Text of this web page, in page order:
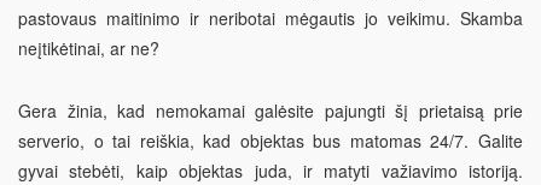
pastovaus maitinimo ir neribotai mėgautis jo veikimu. Skamba
neįtikėtinai, ar ne?
Gera žinia, kad nemokamai galėsite pajungti šį prietaisą prie
serverio, o tai reiškia, kad objektas bus matomas 24/7. Galite
gyvai stebėti, kaip objektas juda, ir matyti važiavimo istoriją.